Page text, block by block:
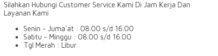
Silahkan Hubungi Customer Service Kami Di Jam Kerja Dan
Layanan Kami
Senin - Juma'at : 08.00 s/d 16.00
Sabtu - Minggu : 08.00 s/d 16.00
Tgl Merah : Libur